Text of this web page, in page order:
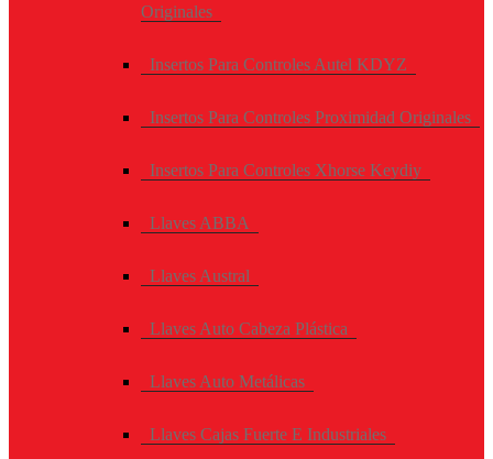
Originales
Insertos Para Controles Autel KDYZ
Insertos Para Controles Proximidad Originales
Insertos Para Controles Xhorse Keydiy
Llaves ABBA
Llaves Austral
Llaves Auto Cabeza Plástica
Llaves Auto Metálicas
Llaves Cajas Fuerte E Industriales